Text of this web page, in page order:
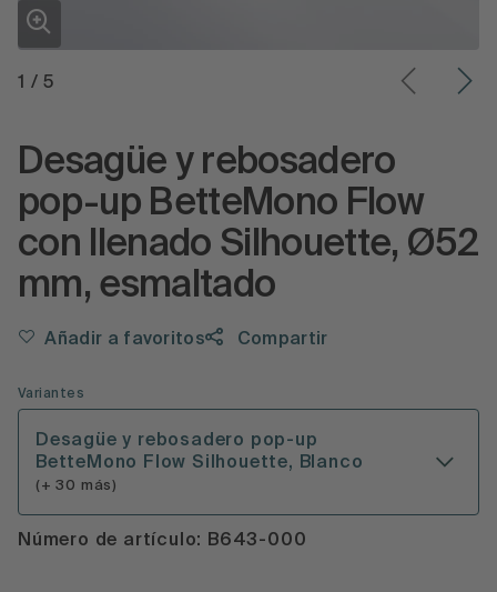
1 /5
Desagüe y rebosadero
pop-up BetteMono Flow
con llenado Silhouette, Ø52
mm, esmaltado
Añadir a favoritos Compartir
Variantes
Desagüe y rebosadero pop-up
BetteMono Flow Silhouette, Blanco
(+ 30 más)
Número de artículo: B643-000